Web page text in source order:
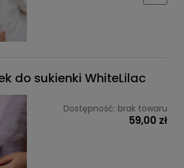
do sukienki WhiteLilac
Dostępność: brak towaru
59,00 zł